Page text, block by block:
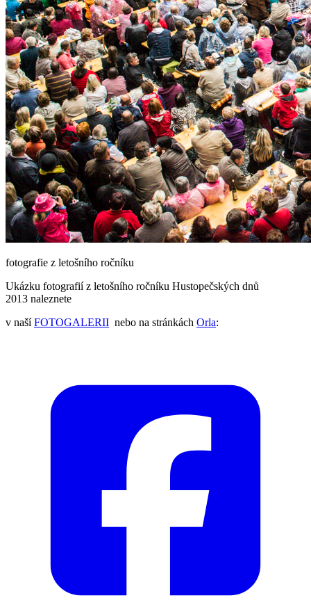
fotografie z letošního ročníku
Ukázku fotografií z letošního ročníku Hustopečských dnů
2013 naleznete
v našíFOTOGALERII nebo na stránkách Orla: